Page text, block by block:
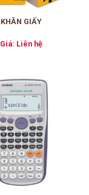
KHĂN GIẤY
Giá: Liên hệ